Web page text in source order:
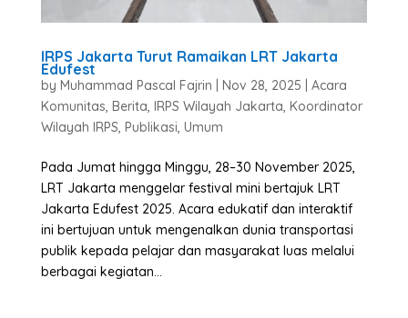
IRPS Jakarta Turut Ramaikan LRT Jakarta
Edufest
by Muhammad Pascal Fajrin Nov 28, 2025
Acara
Komunitas, Berita, IRPS Wilayah Jakarta, Koordinator
Wilayah IRPS, Publikasi, Umum
Pada Jumat hingga Minggu, 28–30 November 2025,
LRT Jakarta menggelar festival mini bertajuk LRT
Jakarta Edufest 2025. Acara edukatif dan interaktif
ini bertujuan untuk mengenalkan dunia transportasi
publik kepada pelajar dan masyarakat luas melalui
berbagai kegiatan...